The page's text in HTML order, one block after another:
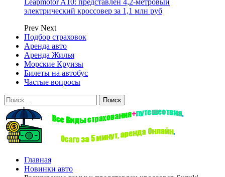
Leapmotor A10: представлен 4,2-метровый
электрический кроссовер за 1,1 млн руб
Prev Next
Подбор страховок
Аренда авто
Аренда Жилья
Морские Круизы
Билеты на автобус
Частые вопросы
Главная
Новинки авто